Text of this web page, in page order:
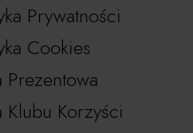
Prywatności
Cookies
Prezentowa
Klubu Korzyści